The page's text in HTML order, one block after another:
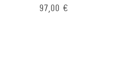
97,00 €